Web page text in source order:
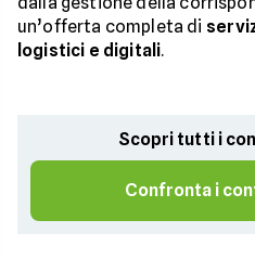
un’offerta completa di
logistici e digitali.
Scopri tutti i
Confronta i